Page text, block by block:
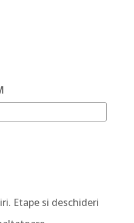
Etape si deschideri